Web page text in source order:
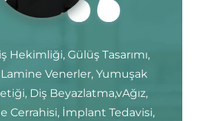
Hekimliği, Gülüş Tasarımı,
Venerler, Yumuşak
Diş Beyazlatma,vAğız,
Cerrahisi, İmplant Tedavisi,